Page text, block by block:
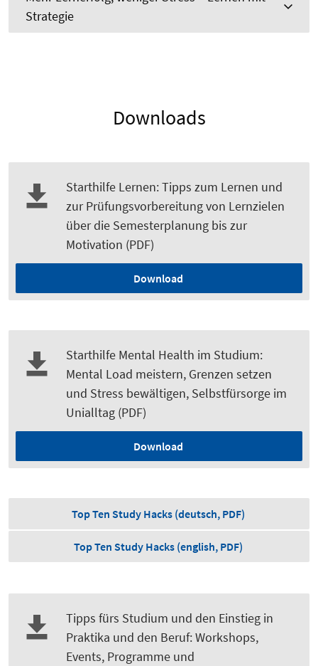
Strategie
Downloads
Starthilfe Lernen: Tipps zum Lernen und
zur Prüfungsvorbereitung von Lernzielen
über die Semesterplanung bis zur
Motivation (PDF)
Download
Starthilfe Mental Health im Studium:
Mental Load meistern, Grenzen setzen
und Stress bewältigen, Selbstfürsorge im
Unialltag (PDF)
Download
Top Ten Study Hacks (deutsch, PDF)
Top Ten Study Hacks (english, PDF)
Tipps fürs Studium und den Einstieg in
Praktika und den Beruf: Workshops,
Events, Programme und